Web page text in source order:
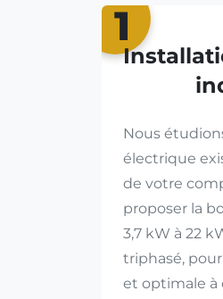
1
Nous
électrique
de votre
proposer la
3,7 kW à 22
triphasé,
et optimale à